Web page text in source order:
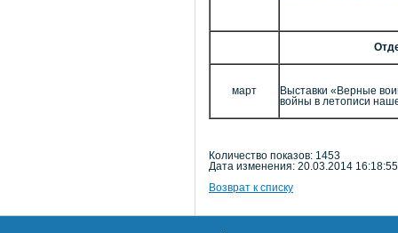
март
Выставки «Верные
войны в летописи
Количество показов: 1453
Дата изменения: 20.03.2014 16:18:55
Возврат к списку